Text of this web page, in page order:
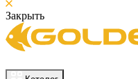
Закрыть